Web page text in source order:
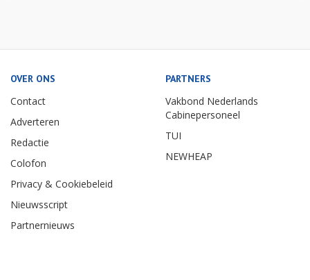
OVER ONS
Contact
Adverteren
Redactie
Colofon
Privacy & Cookiebeleid
Nieuwsscript
Partnernieuws
PARTNERS
Vakbond Nederlands
Cabinepersoneel
TUI
NEWHEAP